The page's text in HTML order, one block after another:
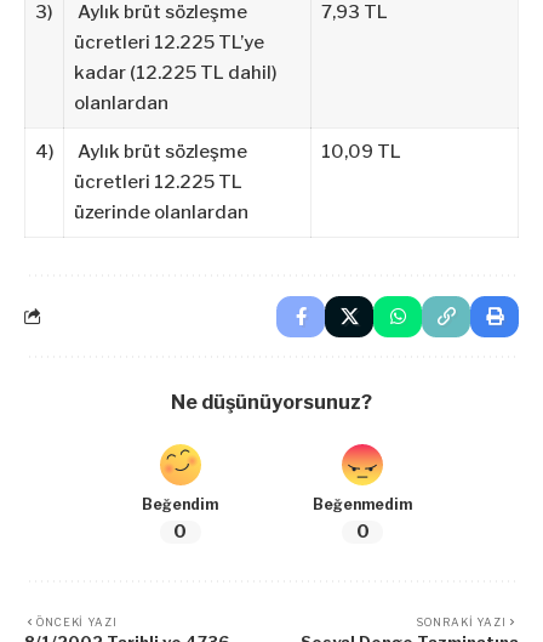
3)
Aylık brüt sözleşme
ücretleri 12.225 TL’ye
kadar (12.225 TL dahil)
olanlardan
7,93 TL
4)
Aylık brüt sözleşme
ücretleri 12.225 TL
üzerinde olanlardan
10,09 TL
Ne düşünüyorsunuz?
Beğendim
0
Beğenmedim
0
ÖNCEKI YAZI SONRAKI YAZI